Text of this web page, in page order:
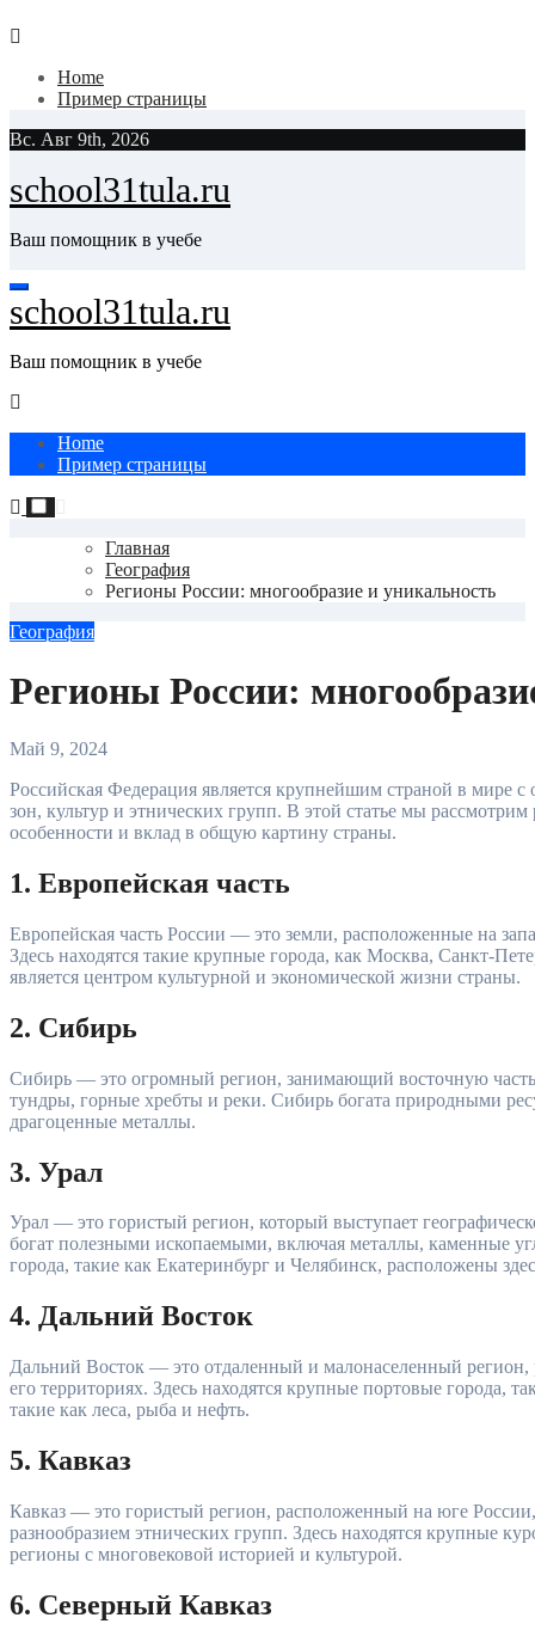
Skip
contentHome
Пример страницы
Вс. Авг 9th, 2026
school31tula.ru
Ваш помощник в учебе
school31tula.ru
Ваш помощник в учебе
Home
Пример страницы
Главная
География
Регионы России: многообразие и уникальность
География
Регионы России:
Май 9, 2024
Российская Федерация является крупнейшим страной в мире с огромным разнообразием ландшафтов, климатических
зон, культур и этнических групп. В этой статье мы
особенности и вклад в общую картину страны.
1. Европейская часть
Европейская часть России — это земли, расположенные на
Здесь находятся такие крупные города, как Москва, Санкт-
является центром культурной и экономической жизни страны.
2. Сибирь
Сибирь — это огромный регион, занимающий восточную часть
тундры, горные хребты и реки. Сибирь богата природными
драгоценные металлы.
3. Урал
Урал — это гористый регион, который выступает
богат полезными ископаемыми, включая металлы, каменные
города, такие как Екатеринбург и Челябинск, расположены
4. Дальний Восток
Дальний Восток — это отдаленный и малонаселенный
его территориях. Здесь находятся крупные портовые города,
такие как леса, рыба и нефть.
5. Кавказ
Кавказ — это гористый регион, расположенный на юге
разнообразием этнических групп. Здесь находятся крупные
регионы с многовековой историей и культурой.
6. Северный Кавказ